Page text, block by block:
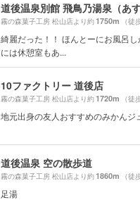
道後温泉別館 飛鳥乃湯泉（あ
霧の森菓子工房 松山店より約1750m （徒
綺麗だった！！ ほんとーにお風呂
には休憩室もあ...
10ファクトリー 道後店
霧の森菓子工房 松山店より約1720m （徒
地元出身の友人おすすめのみかんジ
道後温泉 空の散歩道
霧の森菓子工房 松山店より約1860m （徒
足湯